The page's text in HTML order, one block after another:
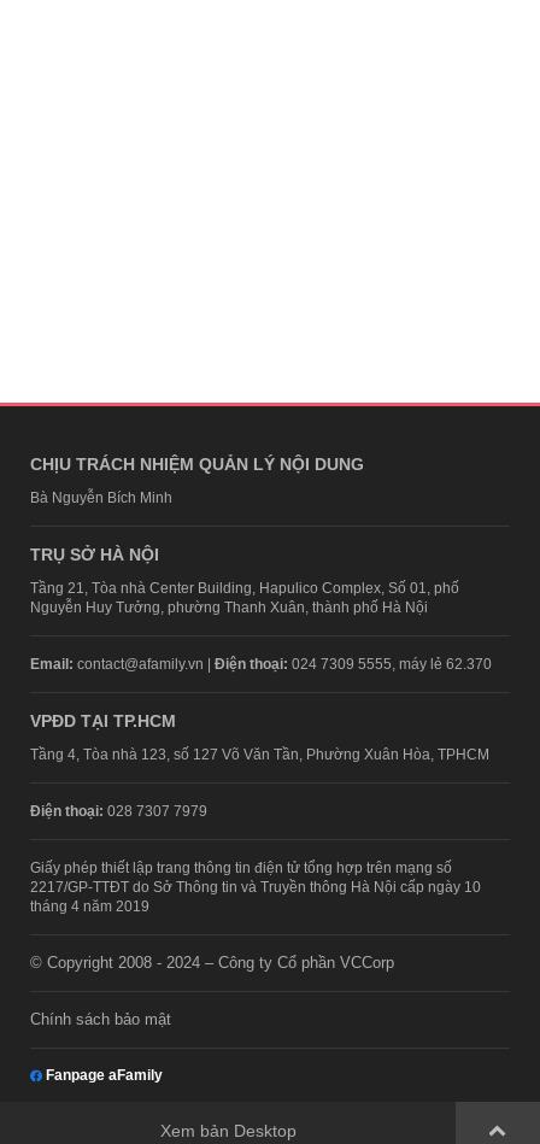
CHỊU TRÁCH NHIỆM QUẢN LÝ NỘI DUNG
Bà Nguyễn Bích Minh
TRỤ SỞ HÀ NỘI
Tầng 21, Tòa nhà Center Building, Hapulico Complex, Số 01, phố
Nguyễn Huy Tưởng, phường Thanh Xuân, thành phố Hà Nội
Email: contact@afamily.vn | Điện thoại: 024 7309 5555, máy lẻ 62.370
VPĐD TẠI TP.HCM
Tầng 4, Tòa nhà 123, số 127 Võ Văn Tần, Phường Xuân Hòa, TPHCM
Điện thoại: 028 7307 7979
Giấy phép thiết lập trang thông tin điện tử tổng hợp trên mạng số
2217/GP-TTĐT do Sở Thông tin và Truyền thông Hà Nội cấp ngày 10
tháng 4 năm 2019
© Copyright 2008 - 2024 – Công ty Cổ phần VCCorp
Chính sách bảo mật
Fanpage aFamily
Xem bản Desktop